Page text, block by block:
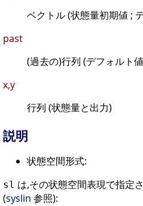
ベクトル (状態量初期値 ;
past
(過去の)行列 (デフォルト
x,y
行列 (状態量と出力)
説明
状態空間形式:
sl は,その状態空間表現で指定
(syslin 参照):